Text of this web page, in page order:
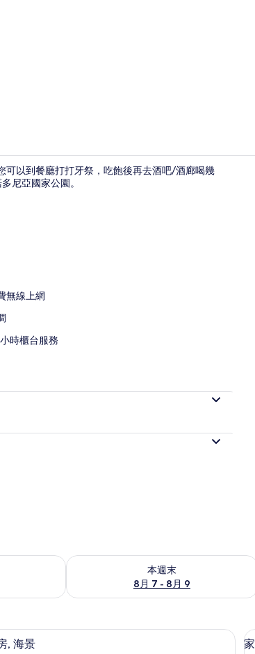
可以到餐廳打打牙祭，吃飽後再去酒吧/酒廊喝幾
尼亞國家公園。
無線上網
時櫃台服務
應情況
本週末
8月 7 - 8月 9
查看本週末 (8月 7 - 8月 9) 的供應情況
板、免費無線上網 豪華套房, 海景 | 高級寢具、客房內保
, 海景
顯